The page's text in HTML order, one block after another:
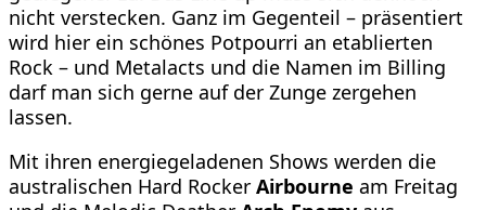
nicht verstecken. Ganz im Gegenteil – präsentiert
wird hier ein schönes Potpourri an etablierten
Rock – und Metalacts und die Namen im Billing
darf man sich gerne auf der Zunge zergehen
lassen.
Mit ihren energiegeladenen Shows werden die
australischen Hard Rocker Airbourne am Freitag